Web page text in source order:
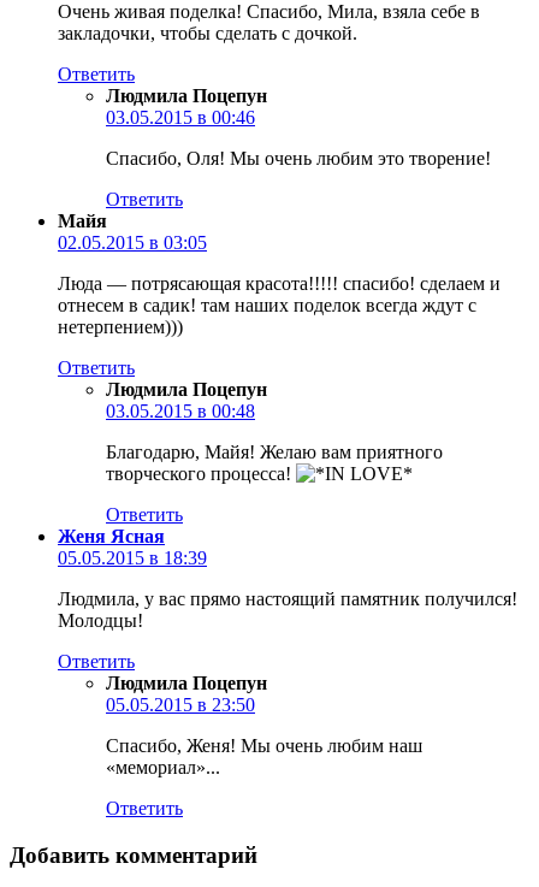
Очень живая поделка! Спасибо, Мила, взяла себе в
закладочки, чтобы сделать с дочкой.
Ответить
Людмила Поцепун
03.05.2015 в 00:46
Спасибо, Оля! Мы очень любим это творение!
Ответить
Майя
02.05.2015 в 03:05
Люда — потрясающая красота!!!!! спасибо! сделаем и
отнесем в садик! там наших поделок всегда ждут с
нетерпением)))
Ответить
Людмила Поцепун
03.05.2015 в 00:48
Благодарю, Майя! Желаю вам приятного
творческого процесса!
Ответить
Женя Ясная
05.05.2015 в 18:39
Людмила, у вас прямо настоящий памятник получился!
Молодцы!
Ответить
Людмила Поцепун
05.05.2015 в 23:50
Спасибо, Женя! Мы очень любим наш
«мемориал»...
Ответить
Добавить комментарий